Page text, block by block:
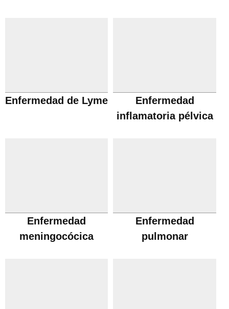
Enfermedad de Lyme
Enfermedad
inflamatoria pélvica
Enfermedad
meningocócica
Enfermedad
pulmonar